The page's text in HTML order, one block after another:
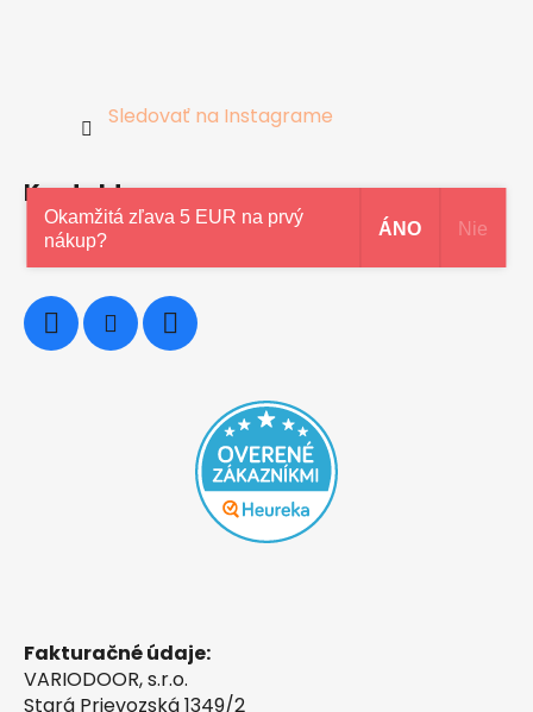
Sledovať na Instagrame
Kontakt
0948997914
Fakturačné údaje:
VARIODOOR, s.r.o.
Stará Prievozská 1349/2
Okamžitá zľava 5 EUR na prvý
nákup?
ÁNO Nie